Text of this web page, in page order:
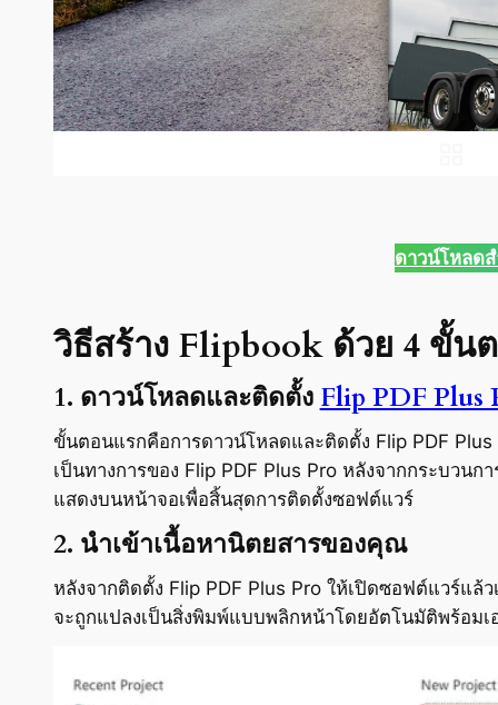
ดาวน์โหลด
วิธีสร้าง Flipbook ด้วย 4 ขั้น
1. ดาวน์โหลดและติดตั้ง Flip PDF Plus
ขั้นตอนแรกคือการดาวน์โหลดและติดตั้ง Flip PDF
เป็นทางการของ Flip PDF Plus Pro หลังจากกระบวน
แสดงบนหน้าจอเพื่อสิ้นสุดการติดตั้งซอฟต์แวร์
2. นำเข้าเนื้อหานิตยสารของคุณ
หลังจากติดตั้ง Flip PDF Plus Pro ให้เปิดซอฟต์แวร์แ
จะถูกแปลงเป็นสิ่งพิมพ์แบบพลิกหน้าโดยอัตโนมัติพร้อมเ